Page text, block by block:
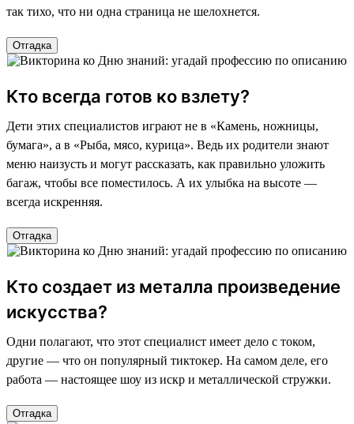
так тихо, что ни одна страница не шелохнется.
Отгадка
Кто всегда готов ко взлету?
Дети этих специалистов играют не в «Камень, ножницы,
бумага», а в «Рыба, мясо, курица». Ведь их родители знают
меню наизусть и могут рассказать, как правильно уложить
багаж, чтобы все поместилось. А их улыбка на высоте —
всегда искренняя.
Отгадка
Кто создает из металла произведение
искусства?
Одни полагают, что этот специалист имеет дело с током,
другие — что он популярный тиктокер. На самом деле, его
работа — настоящее шоу из искр и металлической стружки.
Отгадка